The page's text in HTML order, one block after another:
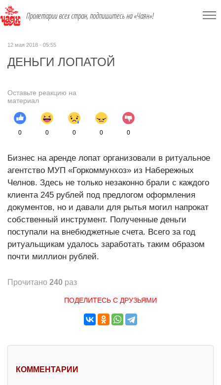
Пролетарии всех стран, подпишитесь на «Чаян»!
12 мая 2018 - 05:55
ДЕНЬГИ ЛОПАТОЙ
Оставьте реакцию на
материал
0 0 0 0 0
Бизнес на аренде лопат организовали в ритуальное
агентство МУП «Горкоммунхоз» из Набережных
Челнов. Здесь не только незаконно брали с каждого
клиента 245 рублей под предлогом оформления
документов, но и давали для рытья могил напрокат
собственный инструмент. Полученные деньги
поступали на внебюджетные счета. Всего за год
ритуальщикам удалось заработать таким образом
почти миллион рублей.
Прочитано 240 раз
ПОДЕЛИТЕСЬ С ДРУЗЬЯМИ
КОММЕНТАРИИ